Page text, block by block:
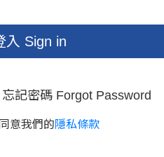
入 Sign in
忘記密碼 Forgot Password
意我們的隱私條款